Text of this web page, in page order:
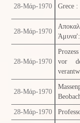
28-Μάρ-1970 Grece :
28-Μάρ-1970
Άμυνα':
28-Μάρ-1970
vor
28-Μάρ-1970
28-Μάρ-1970